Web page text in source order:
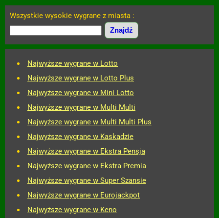
Wszystkie wysokie wygrane z miasta :
Najwyższe wygrane w Lotto
Najwyższe wygrane w Lotto Plus
Najwyższe wygrane w Mini Lotto
Najwyższe wygrane w Multi Multi
Najwyższe wygrane w Multi Multi Plus
Najwyższe wygrane w Kaskadzie
Najwyższe wygrane w Ekstra Pensja
Najwyższe wygrane w Ekstra Premia
Najwyższe wygrane w Super Szansie
Najwyższe wygrane w Eurojackpot
Najwyższe wygrane w Keno